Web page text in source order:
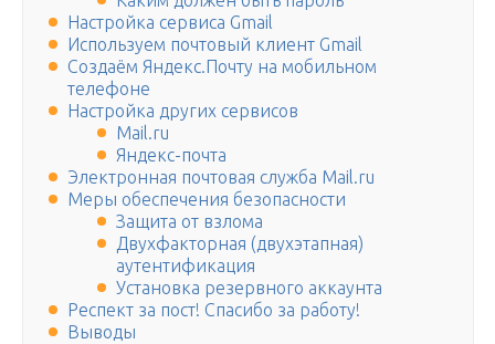
Настройка сервиса Gmail
Используем почтовый клиент Gmail
Создаём Яндекс.Почту на мобильном
телефоне
Настройка других сервисов
Mail.ru
Яндекс-почта
Электронная почтовая служба Mail.ru
Меры обеспечения безопасности
Защита от взлома
Двухфакторная (двухэтапная)
аутентификация
Установка резервного аккаунта
Респект за пост! Спасибо за работу!
Выводы